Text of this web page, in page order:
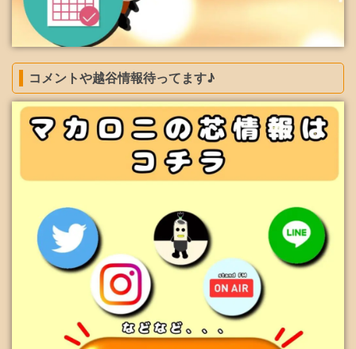
コメントや越谷情報待ってます♪